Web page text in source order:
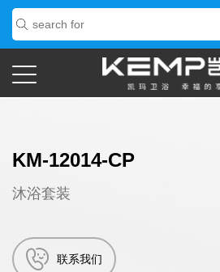
KM-12014-CP
沐浴套装
联系我们